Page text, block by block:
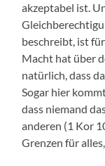
akzeptabel ist.
beschreibt, ist
Macht hat über
natürlich, dass
Sogar hier
dass niemand
anderen (1 Kor
Grenzen für